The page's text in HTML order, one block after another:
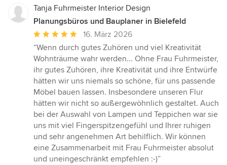
Tanja Fuhrmeister Interior Design
Planungsbüros und Bauplaner in Bielefeld
Durchschnittliche
Bewertung:
5
von
5
Sternen
16. März 2026
“Wenn durch gutes Zuhören und viel Kreativität
Wohnträume wahr werden... Ohne Frau Fuhrmeister,
ihr gutes Zuhören, ihre Kreativität und ihre Entwürfe
hätten wir uns niemals so schöne, für uns passende
Möbel bauen lassen. Insbesondere unseren Flur
hätten wir nicht so außergewöhnlich gestaltet. Auch
bei der Auswahl von Lampen und Teppichen war sie
uns mit viel Fingerspitzengefühl und Ihrer ruhigen
und sehr angenehmen Art behilflich. Wir können
eine Zusammenarbeit mit Frau Fuhrmeister absolut
und uneingeschränkt empfehlen :-)”